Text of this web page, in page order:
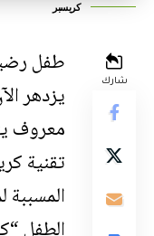
كريسبر
شارك
طفل
يزدهر
معروف
تقنية